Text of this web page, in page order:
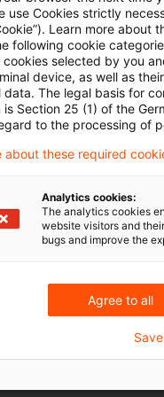
auf
für
use Cookies strictly
Learn more about
following cookie
cookies selected by you
device, as well as
data. The legal basis for
is Section 25 (1) of the
to the processing of
about these required
Analytics cookies:
The analytics cookies
website visitors and
bugs and improve the
Agree to all